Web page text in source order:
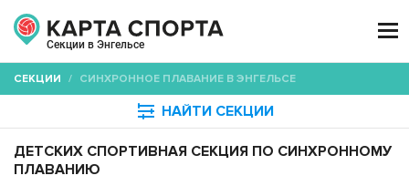
Секции в Энгельсе

СЕКЦИИ / СИНХРОННОЕ ПЛАВАНИЕ В ЭНГЕЛЬСЕ
 НАЙТИ СЕКЦИИ
ДЕТСКИХ СПОРТИВНАЯ СЕКЦИЯ ПО СИНХРОННОМУ
ПЛАВАНИЮ